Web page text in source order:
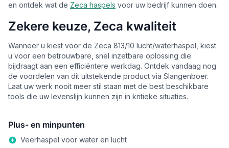
en ontdek wat de Zeca haspels voor uw bedrijf kunnen doen.
Zekere keuze, Zeca kwaliteit
Wanneer u kiest voor de Zeca 813/10 lucht/waterhaspel, kiest
u voor een betrouwbare, snel inzetbare oplossing die
bijdraagt aan een efficiëntere werkdag. Ontdek vandaag nog
de voordelen van dit uitstekende product via Slangenboer.
Laat uw werk nooit meer stil staan met de best beschikbare
tools die uw levenslijn kunnen zijn in kritieke situaties.
Plus- en minpunten
Veerhaspel voor water en lucht